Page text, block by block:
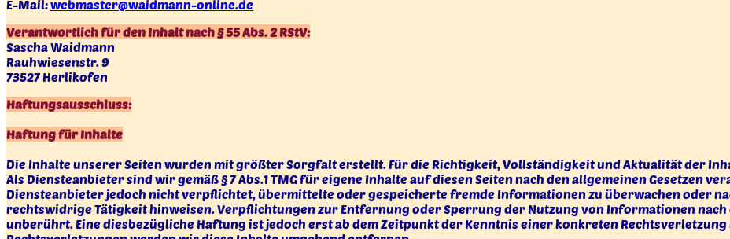
E-Mail:webmaster@waidmann-online.de
Verantwortlich für den Inhalt nach § 55 Abs. 2 RStV:
Sascha Waidmann
Rauhwiesenstr. 9
73527 Herlikofen
Haftungsausschluss:
Haftung für Inhalte
Die Inhalte unserer Seiten wurden mit größter Sorgfalt erstellt. Für die Richtigkeit, Vollständigkeit und Aktualität der
Als Diensteanbieter sind wir gemäß § 7 Abs.1 TMG für eigene Inhalte auf diesen Seiten nach den allgemeinen Gesetzen
Diensteanbieter jedoch nicht verpflichtet, übermittelte oder gespeicherte fremde Informationen zu überwachen oder
rechtswidrige Tätigkeit hinweisen. Verpflichtungen zur Entfernung oder Sperrung der Nutzung von Informationen nach
unberührt. Eine diesbezügliche Haftung ist jedoch erst ab dem Zeitpunkt der Kenntnis einer konkreten